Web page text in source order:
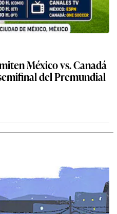
México vs. Canadá
del Premundial